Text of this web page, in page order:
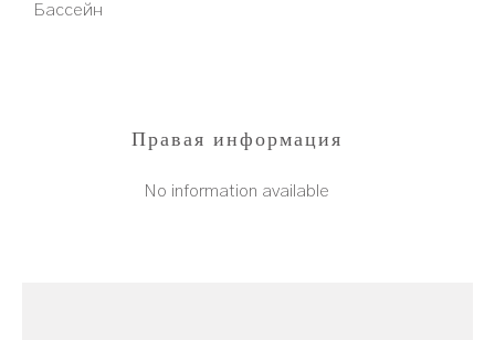
Бассейн
Правая информация
No information available